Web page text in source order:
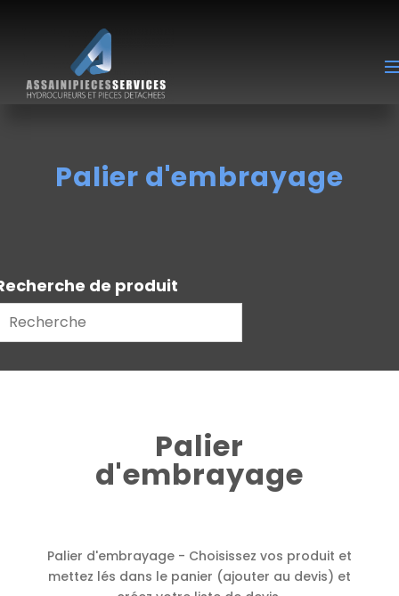
Palier d'embrayage
de produit
Palier
d'embrayage
Palier d'embrayage - Choisissez vos produit et
mettez lés dans le panier (ajouter au devis) et